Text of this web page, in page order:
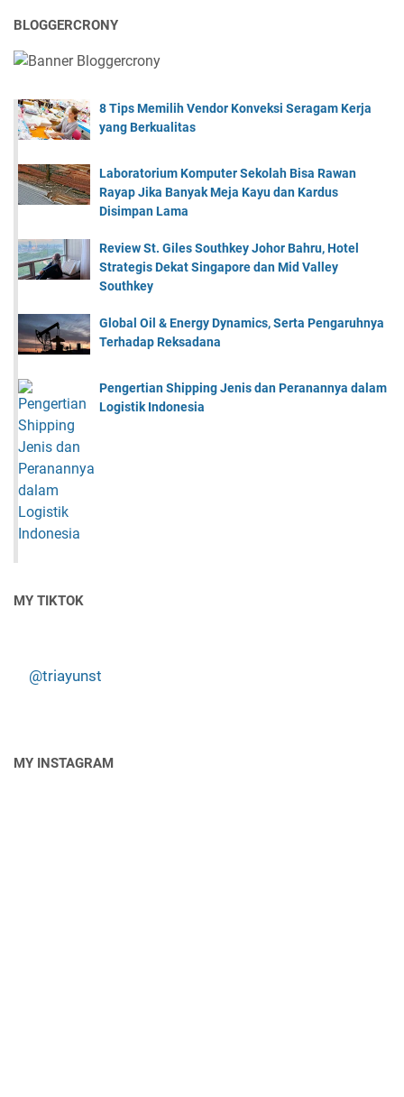
BLOGGERCRONY
8 Tips Memilih Vendor Konveksi Seragam Kerja
yang Berkualitas
Laboratorium Komputer Sekolah Bisa Rawan
Rayap Jika Banyak Meja Kayu dan Kardus
Disimpan Lama
Review St. Giles Southkey Johor Bahru, Hotel
Strategis Dekat Singapore dan Mid Valley
Southkey
Global Oil & Energy Dynamics, Serta Pengaruhnya
Terhadap Reksadana
Pengertian Shipping Jenis dan Peranannya dalam
Logistik Indonesia
MY TIKTOK
@triayunst
MY INSTAGRAM